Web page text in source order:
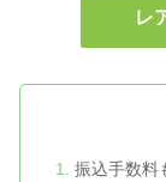
レ
振込手数料